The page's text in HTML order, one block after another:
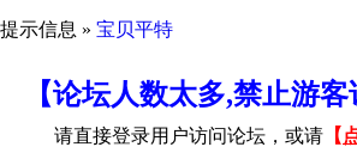
提示信息 » 宝贝平特
【论坛人数太多,禁止游
请直接登录用户访问论坛，或请 【